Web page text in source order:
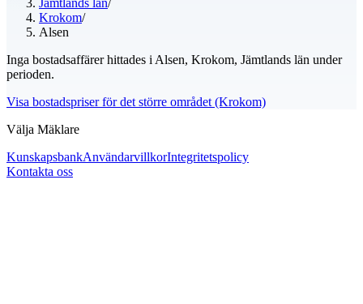
Krokom/
Alsen
Inga bostadsaffärer hittades i Alsen, Krokom, Jämtlands län under
perioden.
Visa bostadspriser för det större området (Krokom)
Välja Mäklare
KunskapsbankAnvändarvillkorIntegritetspolicy
Kontakta oss